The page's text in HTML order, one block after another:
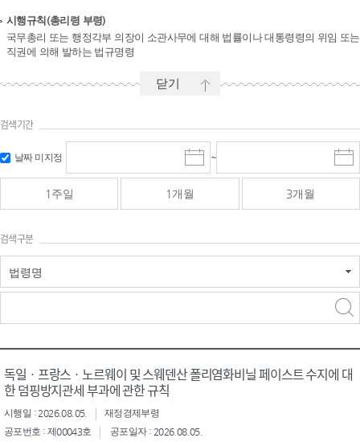
시행규칙(총리령 부령)
국무총리 또는 행정각부 의장이 소관사무에 대해 법률이나 대통령령의 위임 또는
직권에 의해 발하는 법규명령
닫기
검색기간
날짜 미지정
시
작
일
선
~
마
감
선
1주일 1개월 3개월
검색구분
법령명
독일ㆍ프랑스ㆍ노르웨이 및 스웨덴산 폴리염화비닐 페이스트 수지에 대
한 덤핑방지관세 부과에 관한 규칙
시행일 : 2026.08.05.
재정경제부령
공포번호 : 제00043호
공포일자 : 2026.08.05.